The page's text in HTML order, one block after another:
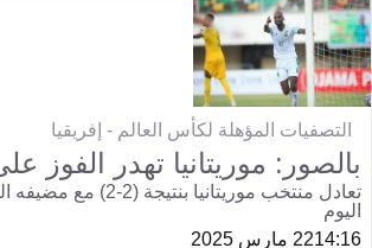
التصفيات المؤهلة لكأس العالم - إفريقيا
بالصور: موريتانيا تهدر الفوز
تعادل منتخب موريتانيا
اليوم
14:1622 مارس 2025